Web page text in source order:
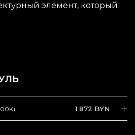
элемент, который
1 872 BYN